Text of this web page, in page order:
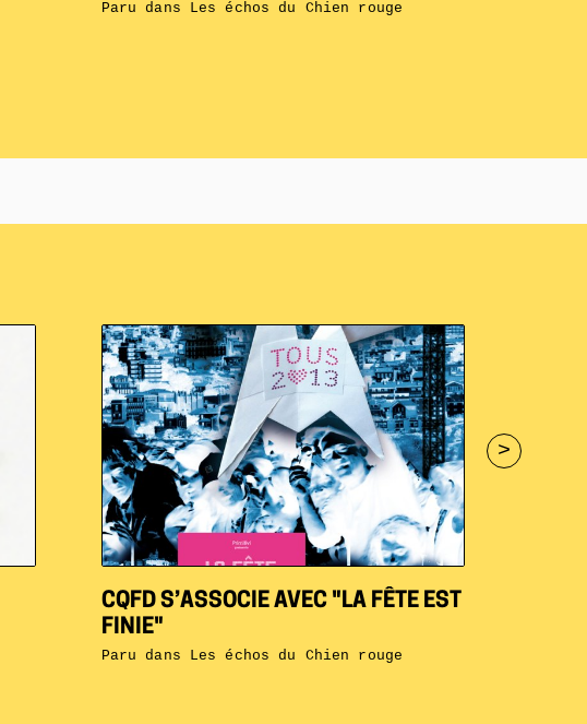
Paru dans Les échos du Chien rouge
>
CQFD S’ASSOCIE AVEC "LA FÊTE EST
FINIE"
Paru dans Les échos du Chien rouge